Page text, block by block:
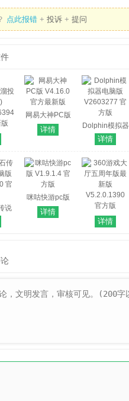
点此报错 + 投诉 + 提问
溜
)
网易大神PC版
V4.16.0 官方
最新版
详情
Dolphin模拟器
电脑版
V2603277 官
方版
详情
说
官
咪咕快游pc版
V1.9.1.4 官方
版
详情
360游戏大厅
五周年版最新
详情